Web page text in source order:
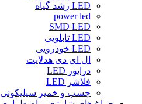
LED رشد گیاه
power led
SMD LED
LED تابلویی
LED خودرویی
ال ای دی هدلایت
درایور LED
فلاشر LED
چسب و خمیر سیلیکونی